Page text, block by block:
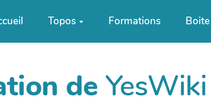
Topos Formations
de YesWiki